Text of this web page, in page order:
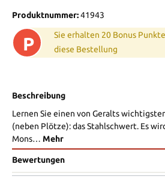
Produktnummer:41943
P
Sie erhalten 20 Bonus
diese Bestellung
Beschreibung
Lernen Sie einen von Geralts
(neben Plötze): das Stahlschwert. Es
Mons… Mehr
Bewertungen